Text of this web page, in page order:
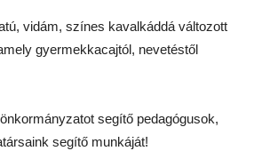
vidám, színes kavalkáddá változott
gyermekkacajtól, nevetéstől
segítő pedagógusok,
segítő munkáját!